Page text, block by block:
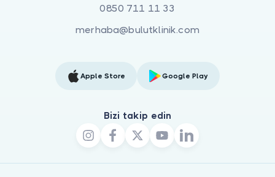
0850 711 11 33
merhaba@bulutklinik.com
Apple Store Google Play
Bizi takip edin